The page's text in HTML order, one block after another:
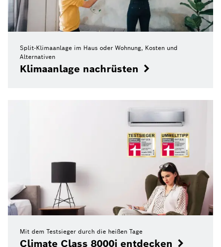
Split-Klimaanlage im Haus oder Wohnung, Kosten und
Alternativen
Klimaanlage nachrüsten
Mit dem Testsieger durch die heißen Tage
Climate Class 8000i entdecken